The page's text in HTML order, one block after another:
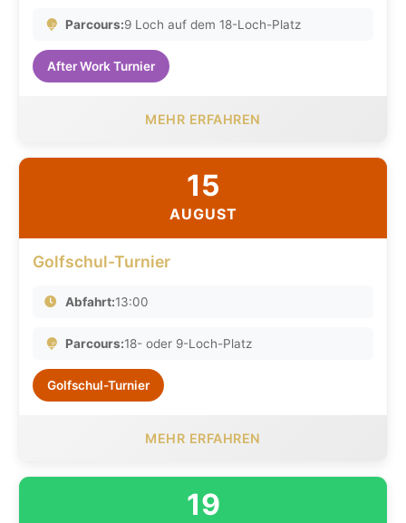
Parcours:9 Loch auf dem 18-Loch-Platz
After Work Turnier
MEHR ERFAHREN
15
AUGUST
Golfschul-Turnier
Abfahrt:13:00
Parcours:18- oder 9-Loch-Platz
Golfschul-Turnier
MEHR ERFAHREN
19